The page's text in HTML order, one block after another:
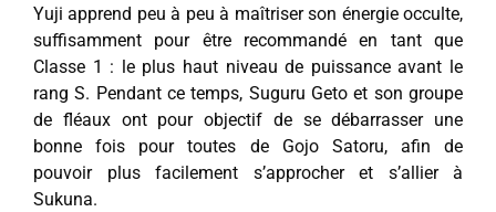
Yuji apprend peu à peu à maîtriser son énergie occulte,
suffisamment pour être recommandé en tant que
Classe 1 : le plus haut niveau de puissance avant le
rang S. Pendant ce temps, Suguru Geto et son groupe
de fléaux ont pour objectif de se débarrasser une
bonne fois pour toutes de Gojo Satoru, afin de
pouvoir plus facilement s’approcher et s’allier à
Sukuna.